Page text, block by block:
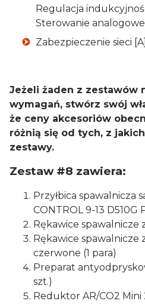
Regulacja
Sterowanie
Zabezpieczenie sieci
Jeżeli żaden z zestawów
wymagań, stwórz swój
że ceny akcesoriów
różnią się od tych, z
zestawy.
Zestaw #8 zawiera:
Przyłbica spawalnicza
CONTROL 9-13 D510G
Rękawice spawalnicze
Rękawice spawalnicze
czerwone (1 para)
Preparat
szt.)
Reduktor AR/CO2 Mini